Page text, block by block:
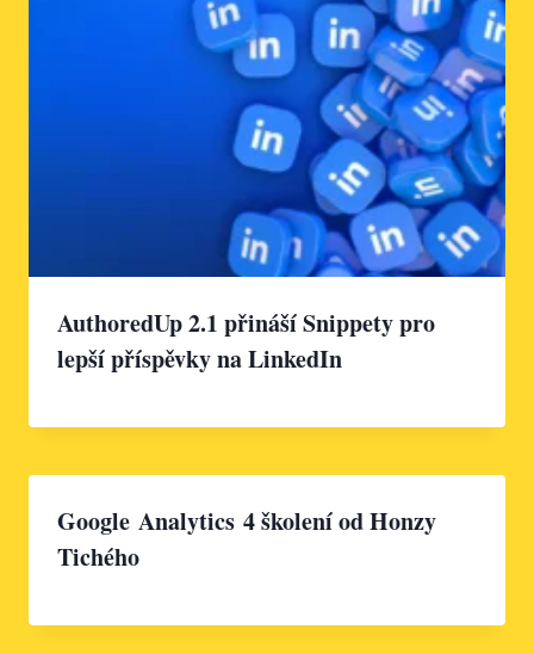
AuthoredUp 2.1 přináší Snippety pro
lepší příspěvky na LinkedIn
Google Analytics 4 školení od Honzy
Tichého